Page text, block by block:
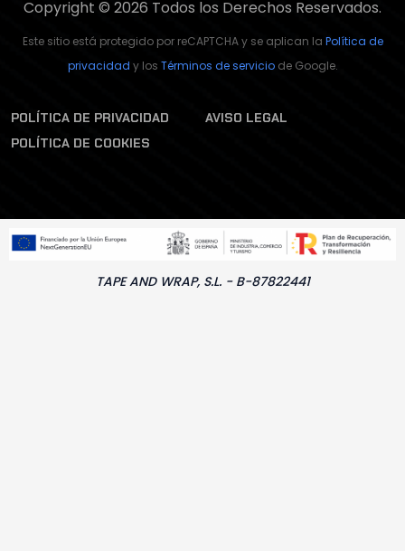
Copyright © 2026 Todos los Derechos Reservados.
Este sitio está protegido por reCAPTCHA y se aplican la Política de
privacidad y los Términos de serviciode Google.
POLÍTICA DE PRIVACIDAD
AVISO LEGAL
POLÍTICA DE COOKIES
TAPE AND WRAP, S.L. - B-87822441